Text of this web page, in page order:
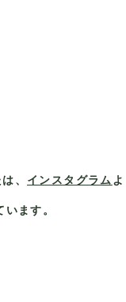
品もすっきり収納
された状態でお届けでき
係者に選ばれている品質
きますが、それ以上の価
す。
涼しく乾燥した場所で
、 インスタグラムよ
ます。